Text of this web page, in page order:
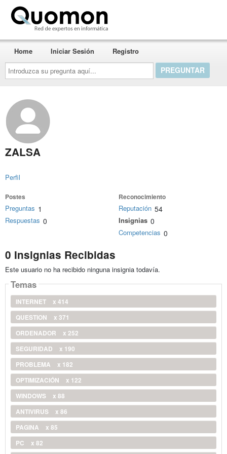
Introduzca
su
pregunta
aquí...
Home Iniciar Sesión Registro
ZALSA
Perfil
Postes
Preguntas 1
Respuestas 0
Reconocimiento
Reputación 54
Insignias 0
Competencias 0
0 Insignias Recibidas
Este usuario no ha recibido ninguna insignia todavía.
Temas
INTERNET
x 414
QUESTION
x 371
ORDENADOR
x 252
SEGURIDAD
x 190
PROBLEMA
x 182
OPTIMIZACIÓN
x 122
WINDOWS
x 88
ANTIVIRUS
x 86
PAGINA
x 85
PC
x 82